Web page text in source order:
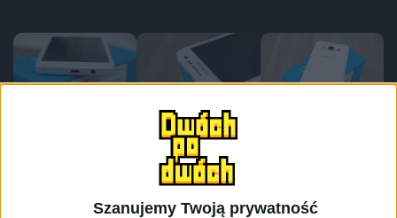
Szanujemy Twoją prywatność
Samsung Galaxy A3to stosunkowo mały smartfon o
przekątnej ekranu wynoszącej 4,4 cala. Niestety, ale